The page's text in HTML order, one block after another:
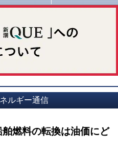
ルギー通信
舶燃料の転換は油価にど